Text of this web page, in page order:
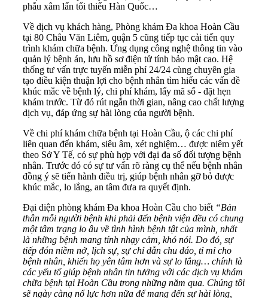
phẫu xâm lấn tối thiểu Hàn Quốc…
Về dịch vụ khách hàng, Phòng khám Đa khoa Hoàn Cầu
tại 80 Châu Văn Liêm, quận 5 cũng tiếp tục cải tiến quy
trình khám chữa bệnh. Ứng dụng công nghệ thông tin vào
quản lý bệnh án, lưu hồ sơ điện tử tính bảo mật cao. Hệ
thống tư vấn trực tuyến miễn phí 24/24 cùng chuyên gia
tạo điều kiện thuận lợi cho bệnh nhân tìm hiểu các vấn đề
khúc mắc về bệnh lý, chi phí khám, lấy mã số - đặt hẹn
khám trước. Từ đó rút ngắn thời gian, nâng cao chất lượng
dịch vụ, đáp ứng sự hài lòng của người bệnh.
Về chi phí khám chữa bệnh tại Hoàn Cầu, ộ các chi phí
liên quan đến khám, siêu âm, xét nghiệm… được niêm yết
theo Sở Y Tế, có sự phù hợp với đại đa số đối tượng bệnh
nhân. Trước đó có sự tư vấn rõ ràng cụ thể nếu bệnh nhân
đồng ý sẽ tiến hành điều trị, giúp bệnh nhân gỡ bỏ được
khúc mắc, lo lắng, an tâm đưa ra quyết định.
Đại diện phòng khám Đa khoa Hoàn Cầu cho biết “Bản
thân mỗi người bệnh khi phải đến bệnh viện đều có chung
một tâm trạng lo âu về tình hình bệnh tật của mình, nhất
là những bệnh mang tính nhạy cảm, khó nói. Do đó, sự
tiếp đón niềm nở, lịch sự, sự chỉ dẫn chu đáo, tỉ mỉ cho
bệnh nhân, khiến họ yên tâm hơn và sự lo lắng… chính là
các yếu tố giúp bệnh nhân tin tưởng với các dịch vụ khám
chữa bệnh tại Hoàn Cầu trong những năm qua. Chúng tôi
sẽ ngày càng nổ lực hơn nữa để mang đến sự hài lòng,